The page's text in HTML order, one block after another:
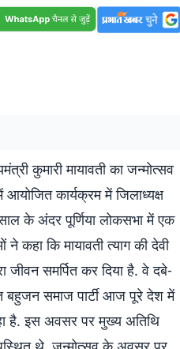
कुमारी मायावती का जन्मोत्सव
कार्यक्रम में जिलाध्यक्ष
के अंदर पूर्णिया लोकसभा में एक
कहा कि मायावती त्याग की देवी
समर्पित कर दिया है. वे दबे-
समाज पार्टी आज पूरे देश में
है. इस अवसर पर मुख्य अतिथि